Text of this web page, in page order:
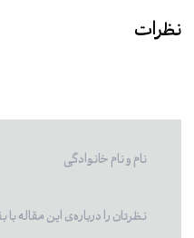
نظرات